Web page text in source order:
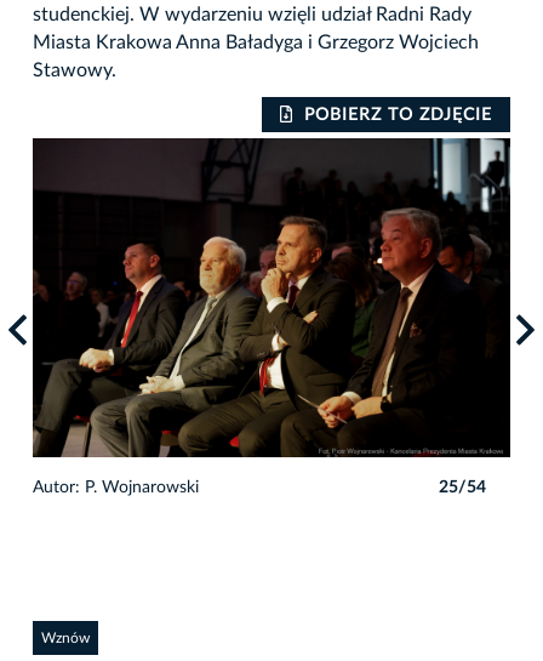
studenckiej. W wydarzeniu wzięli udział Radni Rady
Miasta Krakowa Anna Baładyga i Grzegorz Wojciech
Stawowy.
POBIERZ TO ZDJĘCIE
Autor: P. Wojnarowski 25/54
Wznów